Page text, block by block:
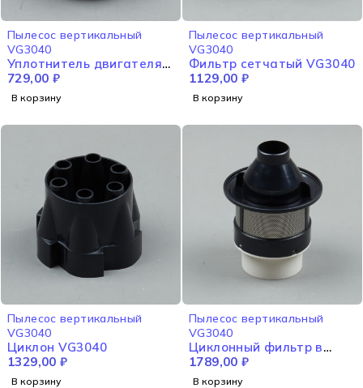
Пылесос вертикальный
VG3040
Уплотнитель двигателя
VG3040
729,00 ₽
В корзину
Пылесос вертикальный
VG3040
Фильтр сетчатый VG3040
1129,00 ₽
В корзину
Пылесос вертикальный
VG3040
Циклон VG3040
1329,00 ₽
В корзину
Пылесос вертикальный
VG3040
Циклонный фильтр в
сборе VG3040
1789,00 ₽
В корзину